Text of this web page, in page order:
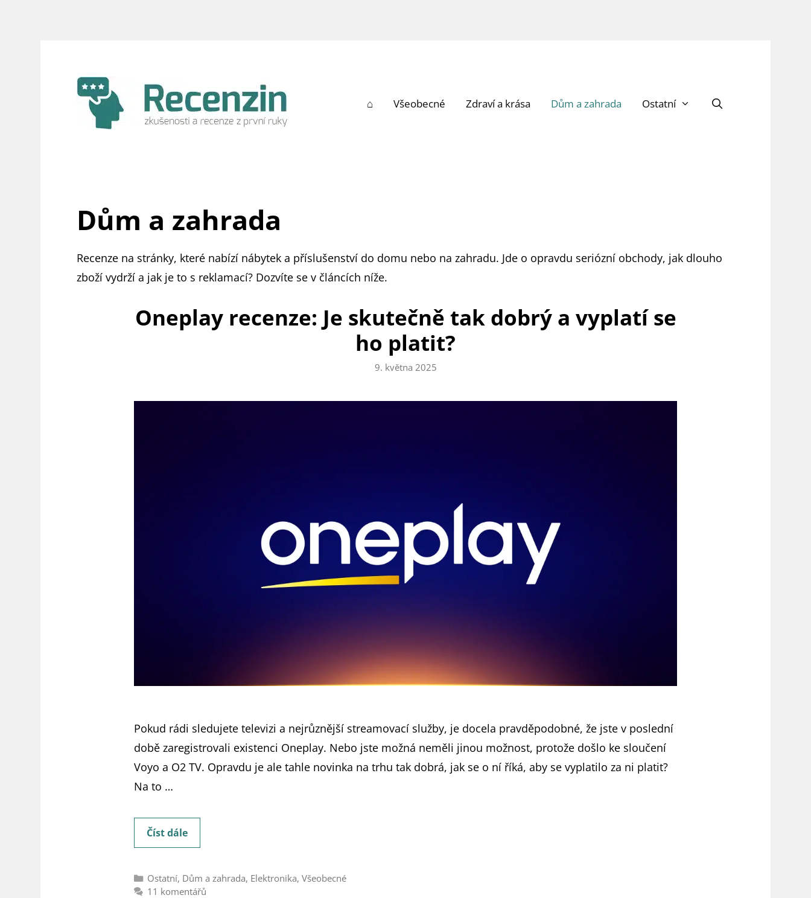
⌂ Všeobecné Zdraví a krása Dům a zahrada Ostatní
Dům a zahrada
Recenze na stránky, které nabízí nábytek a příslušenství do domu nebo na zahradu. Jde o opravdu seriózní obchody, jak dlouho
zboží vydrží a jak je to s reklamací? Dozvíte se v článcích níže.
Oneplay recenze: Je skutečně tak dobrý a vyplatí se
ho platit?
9. května 2025
Pokud rádi sledujete televizi a nejrůznější streamovací služby, je docela pravděpodobné, že jste v poslední
době zaregistrovali existenci Oneplay. Nebo jste možná neměli jinou možnost, protože došlo ke sloučení
Voyo a O2 TV. Opravdu je ale tahle novinka na trhu tak dobrá, jak se o ní říká, aby se vyplatilo za ni platit?
Na to …
Číst dáleOneplay
recenze:
skutečně
Rubriky
Ostatní, Dům a zahrada, Elektronika,Všeobecné
11 komentářů